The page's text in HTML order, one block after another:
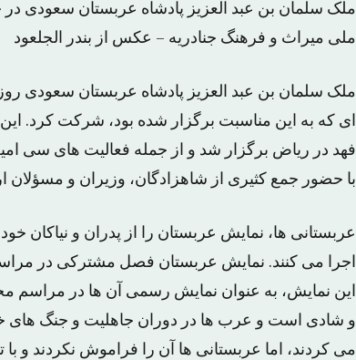
ملک سلمان بن عبد العزیز پادشاه عربستان سعودی
ملی میراث و فرهنگ جنادریه – عکس از بندر الجلعود
ملک سلمان بن عبد العزیز پادشاه عربستان سعودی
ای که به این مناسبت برگزار شده بود، شرکت کرد.
فهد در ریاض برگزار شد و از جمله فعالیت های سی
با حضور جمع کثیری از شاهزادگان، وزیران و
اجرا می کنند. نمایش عربستان فصل مشترکی در
این نمایش، به عنوان نمایش رسمی آن ها در مراسم
و شادی است و عرب ها در دوران جاهلیت و جنگ های
می کردند، اما عربستانی ها آن را فراموش نکردند و